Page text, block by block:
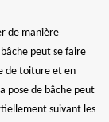
de manière
peut se faire
de toiture et en
pose de bâche peut
suivant les